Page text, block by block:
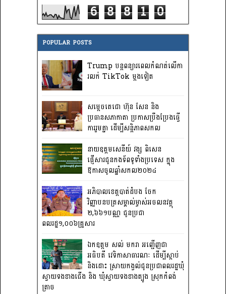
6 8 8 1 0
POPULAR POSTS
Trump បន្តពន្យារពេលកំណត់លើកា
រលក់ TikTok ម្តងទៀត
សម្តេចតេជោ ហ៊ុន សែន និង
ប្រធានសភាកាតា ប្រកាសប្រឹងប្រែងធ្វើ
ការ​រួមគ្នា ដើម្បីសន្តិភាពសកល
នាយឧត្តមសេនីយ៍ វង្ស ពិសេន
ផ្ញើសារជូនកងទ័ពទូទាំងប្រទេស ក្នុង
ឱកាសចូលឆ្នាំសកល២០២៤
អភិបាលខេត្តបាត់ដំបង ចែក
វិញ្ញាបនបត្រសម្គាល់ម្ចាស់អចលនវត្ថុ
២,៦៦១បណ្ណ ជូនប្រជា
ពលរដ្ឋ១,០០៦គ្រួសារ
ឯកឧត្តម សល់ មករា អញ្ជើញជា
អធិបតី វេទិកាសាធារណៈ ដើម្បីស្តាប់
និងដោះ ស្រាយកង្វល់ជូនប្រជាពលរដ្ឋឃុំ
ស្វាយទងខាងជើង និង ឃុំស្វាយទងខាងត្បូង ស្រុកកំពង់
ត្រាច